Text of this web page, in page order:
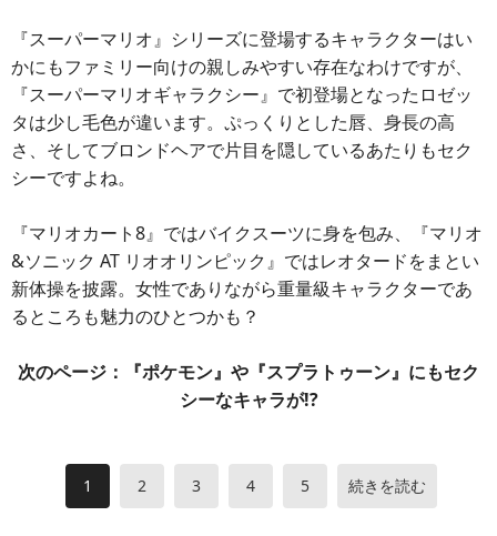
『スーパーマリオ』シリーズに登場するキャラクターはい
かにもファミリー向けの親しみやすい存在なわけですが、
『スーパーマリオギャラクシー』で初登場となったロゼッ
タは少し毛色が違います。ぷっくりとした唇、身長の高
さ、そしてブロンドヘアで片目を隠しているあたりもセク
シーですよね。
『マリオカート8』ではバイクスーツに身を包み、『マリオ
&ソニック AT リオオリンピック』ではレオタードをまとい
新体操を披露。女性でありながら重量級キャラクターであ
るところも魅力のひとつかも？
次のページ：『ポケモン』や『スプラトゥーン』にもセク
シーなキャラが!?
1 2 3 4 5 続きを読む